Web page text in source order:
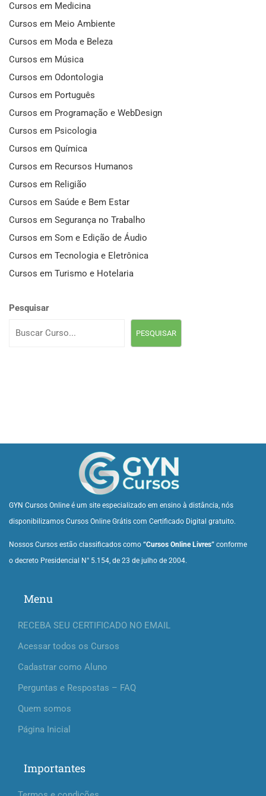
Cursos em Medicina
Cursos em Meio Ambiente
Cursos em Moda e Beleza
Cursos em Música
Cursos em Odontologia
Cursos em Português
Cursos em Programação e WebDesign
Cursos em Psicologia
Cursos em Química
Cursos em Recursos Humanos
Cursos em Religião
Cursos em Saúde e Bem Estar
Cursos em Segurança no Trabalho
Cursos em Som e Edição de Áudio
Cursos em Tecnologia e Eletrônica
Cursos em Turismo e Hotelaria
Pesquisar
PESQUISAR
GYN Cursos Online é um site especializado em ensino à distância, nós
disponibilizamos Cursos Online Grátis com Certificado Digital gratuito.
Nossos Cursos estão classificados como “Cursos Online Livres” conforme
o decreto Presidencial N° 5.154, de 23 de julho de 2004.
Menu
RECEBA SEU CERTIFICADO NO EMAIL
Acessar todos os Cursos
Cadastrar como Aluno
Perguntas e Respostas – FAQ
Quem somos
Página Inicial
Importantes